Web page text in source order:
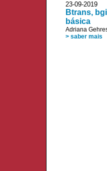
23-09-
Btrans,
básica
Adriana
> saber mais